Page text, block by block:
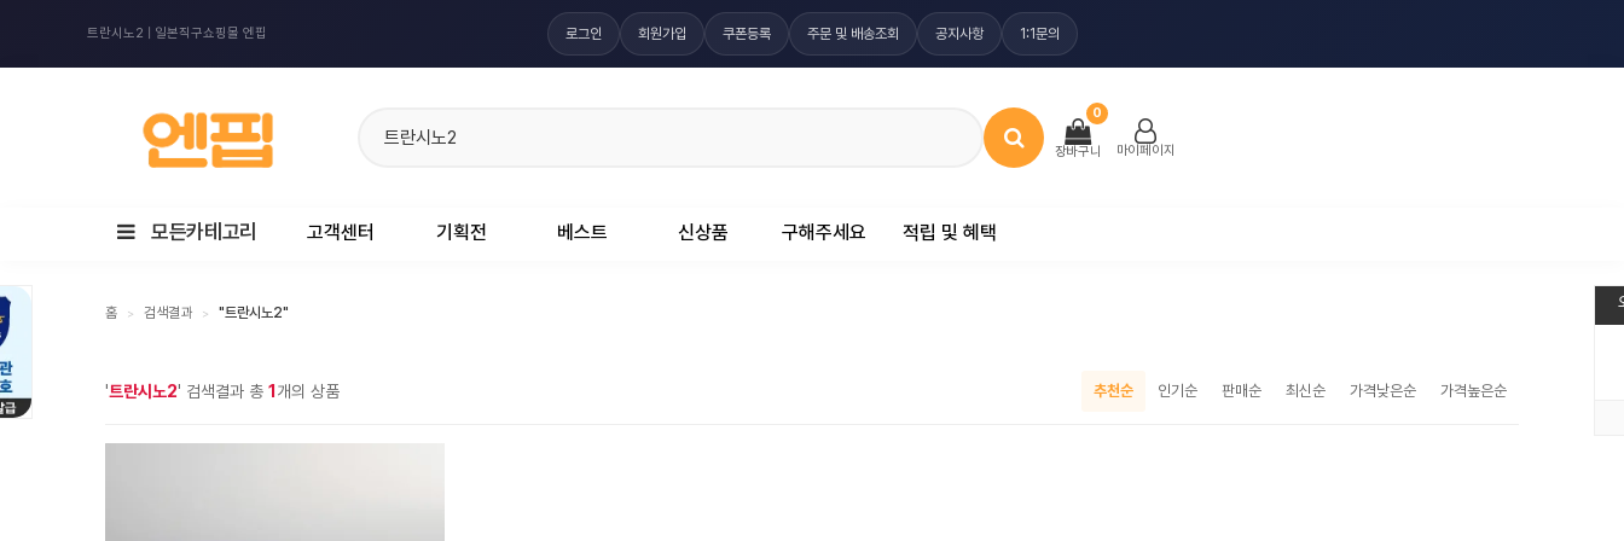
트란시노2 | 일본직구쇼핑몰 엔핍 로그인 회원가입 쿠폰등록 주문 및 배송조회 공지사항 1:1문의
장바구니
0
마이페이지
모든카테고리 고객센터 기획전 베스트 신상품 구해주세요 적립 및 혜택
홈 > 검색결과 > "트란시노2"
'트란시노2' 검색결과 총 1 개의 상품 추천순 인기순 판매순 최신순 가격낮은순 가격높은순